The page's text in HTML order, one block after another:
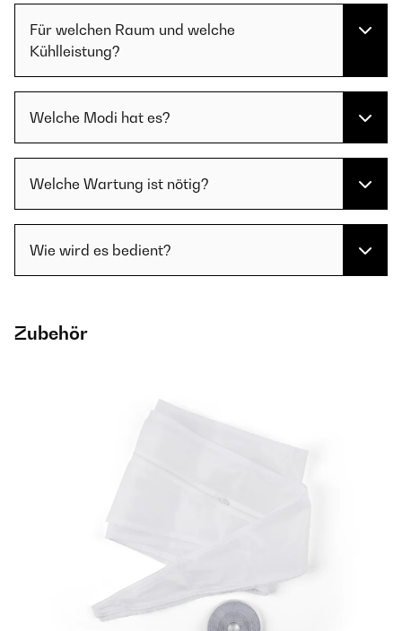
Für welchen Raum und welche
Kühlleistung?
Welche Modi hat es?
Welche Wartung ist nötig?
Wie wird es bedient?
Zubehör